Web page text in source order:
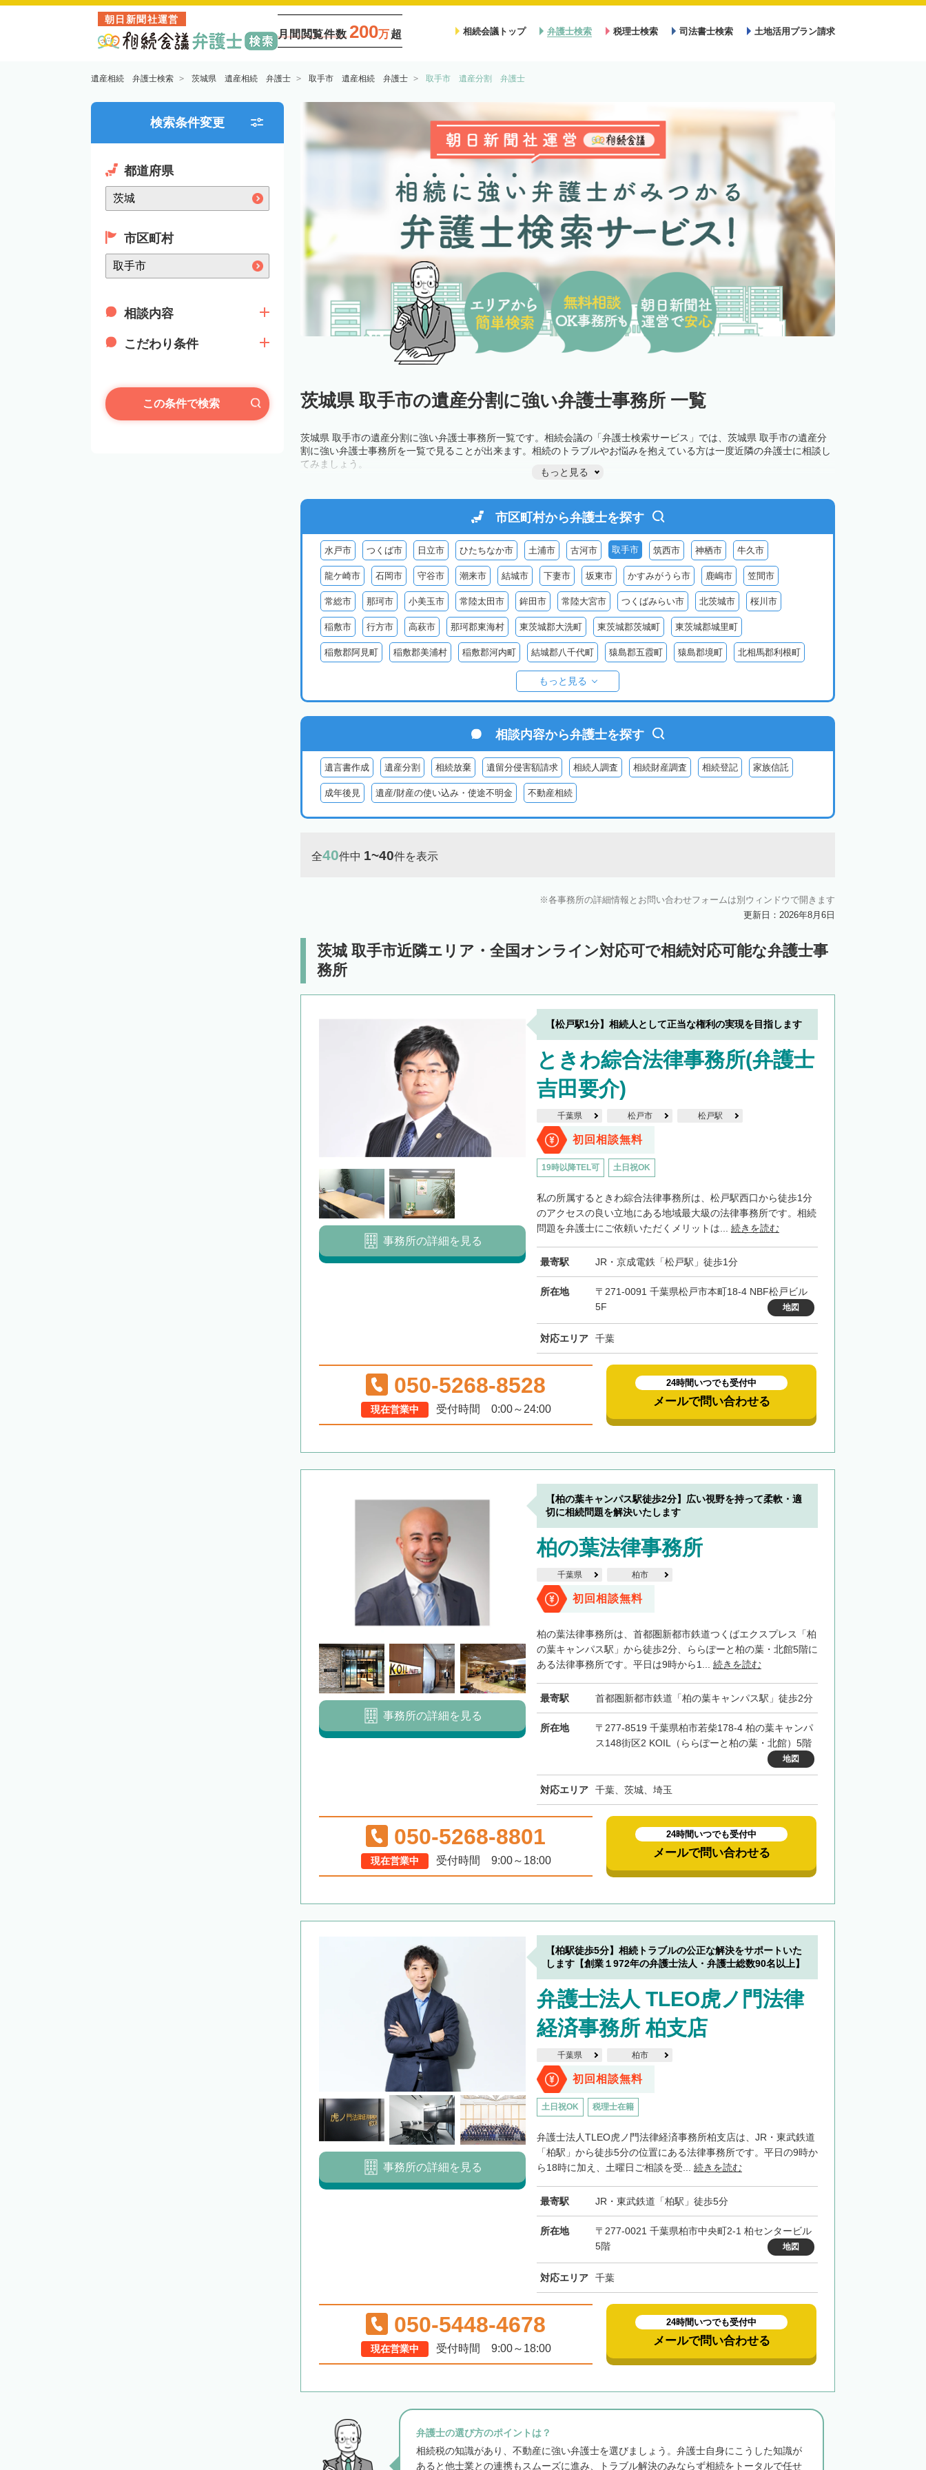
朝日新聞社運営
月間閲覧件数 200万超 相続会議トップ 弁護士検索 税理士検索 司法書士検索 土地活用プラン請求
遺産相続 弁護士検索 茨城県 遺産相続 弁護士 取手市 遺産相続 弁護士 取手市 遺産分割 弁護士
検索条件変更
都道府県
市区町村
相談内容
こだわり条件
この条件で検索 茨城県 取手市の遺産分割に強い弁護士事務所 一覧
茨城県 取手市の遺産分割に強い弁護士事務所一覧です。相続会議の「弁護士検索サービス」では、茨城県 取手市の遺産分
割に強い弁護士事務所を一覧で見ることが出来ます。相続のトラブルやお悩みを抱えている方は一度近隣の弁護士に相談し
てみましょう。
もっと見る
市区町村から弁護士を探す
水戸市 つくば市 日立市 ひたちなか市 土浦市 古河市 取手市 筑西市 神栖市 牛久市
龍ケ崎市 石岡市 守谷市 潮来市 結城市 下妻市 坂東市 かすみがうら市 鹿嶋市 笠間市
常総市 那珂市 小美玉市 常陸太田市 鉾田市 常陸大宮市 つくばみらい市 北茨城市 桜川市
稲敷市 行方市 高萩市 那珂郡東海村 東茨城郡大洗町 東茨城郡茨城町 東茨城郡城里町
稲敷郡阿見町 稲敷郡美浦村 稲敷郡河内町 結城郡八千代町 猿島郡五霞町 猿島郡境町 北相馬郡利根町
もっと見る
相談内容から弁護士を探す
遺言書作成 遺産分割 相続放棄 遺留分侵害額請求 相続人調査 相続財産調査 相続登記 家族信託
成年後見 遺産/財産の使い込み・使途不明金 不動産相続
全40件中 1~40件を表示
各事務所の詳細情報とお問い合わせフォームは別ウィンドウで開きます
更新日：2026年8月6日
茨城 取手市近隣エリア・全国オンライン対応可で相続対応可能な弁護士事
務所
【松戸駅1分】相続人として正当な権利の実現を目指します
ときわ綜合法律事務所(弁護士
吉田要介)
千葉県 松戸市 松戸駅
初回相談無料
19時以降TEL可 土日祝OK
私の所属するときわ綜合法律事務所は、松戸駅西口から徒歩1分
のアクセスの良い立地にある地域最大級の法律事務所です。相続
問題を弁護士にご依頼いただくメリットは... 続きを読む
最寄駅 JR・京成電鉄「松戸駅」徒歩1分
所在地
〒271-0091 千葉県松戸市本町18-4 NBF松戸ビル
5F
地図
対応エリア 千葉
事務所の詳細を見る
050-5268-8528
現在営業中 受付時間 0:00～24:00
24時間いつでも受付中
メールで問い合わせる
【柏の葉キャンパス駅徒歩2分】広い視野を持って柔軟・適
切に相続問題を解決いたします
柏の葉法律事務所
千葉県 柏市
初回相談無料
柏の葉法律事務所は、首都圏新都市鉄道つくばエクスプレス「柏
の葉キャンパス駅」から徒歩2分、ららぽーと柏の葉・北館5階に
ある法律事務所です。平日は9時から1... 続きを読む
最寄駅 首都圏新都市鉄道「柏の葉キャンパス駅」徒歩2分
所在地
〒277-8519 千葉県柏市若柴178-4 柏の葉キャンパ
ス148街区2 KOIL（ららぽーと柏の葉・北館）5階
地図
対応エリア 千葉、茨城、埼玉
事務所の詳細を見る
050-5268-8801
現在営業中 受付時間 9:00～18:00
24時間いつでも受付中
メールで問い合わせる
【柏駅徒歩5分】相続トラブルの公正な解決をサポートいた
します【創業１972年の弁護士法人・弁護士総数90名以上】
弁護士法人 TLEO虎ノ門法律
経済事務所 柏支店
千葉県 柏市
初回相談無料
土日祝OK 税理士在籍
弁護士法人TLEO虎ノ門法律経済事務所柏支店は、JR・東武鉄道
「柏駅」から徒歩5分の位置にある法律事務所です。平日の9時か
ら18時に加え、土曜日ご相談を受... 続きを読む
最寄駅 JR・東武鉄道「柏駅」徒歩5分
所在地
〒277-0021 千葉県柏市中央町2-1 柏センタービル
5階
地図
対応エリア 千葉
事務所の詳細を見る
050-5448-4678
現在営業中 受付時間 9:00～18:00
24時間いつでも受付中
メールで問い合わせる
弁護士の選び方のポイントは？
相続税の知識があり、不動産に強い弁護士を選びましょう。弁護士自身にこうした知識が
あると他士業との連携もスムーズに進み、トラブル解決のみならず相続をトータルで任せ